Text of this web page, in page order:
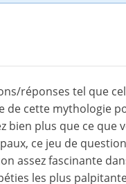
réponses tel que
de cette mythologie
bien plus que ce que
ce jeu de
assez fascinante
les plus